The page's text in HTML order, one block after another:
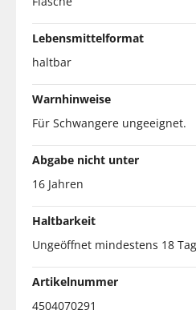
Lebensmittelformat
haltbar
Warnhinweise
Für Schwangere ungeeignet.
Abgabe nicht unter
16 Jahren
Haltbarkeit
Ungeöffnet mindestens 18
Artikelnummer
4504070291